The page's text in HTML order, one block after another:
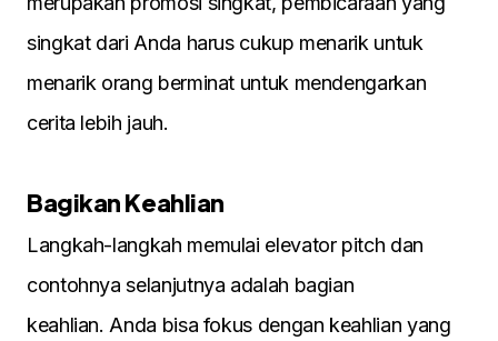
singkat dari Anda harus cukup menarik untuk
menarik orang berminat untuk mendengarkan
cerita lebih jauh.
Bagikan Keahlian
Langkah-langkah memulai elevator pitch dan
contohnya selanjutnya adalah bagian
keahlian. Anda bisa fokus dengan keahlian yang